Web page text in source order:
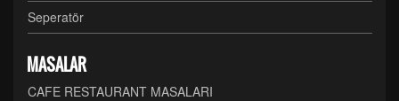
Seperatör
MASALAR
CAFE RESTAURANT MASALARI